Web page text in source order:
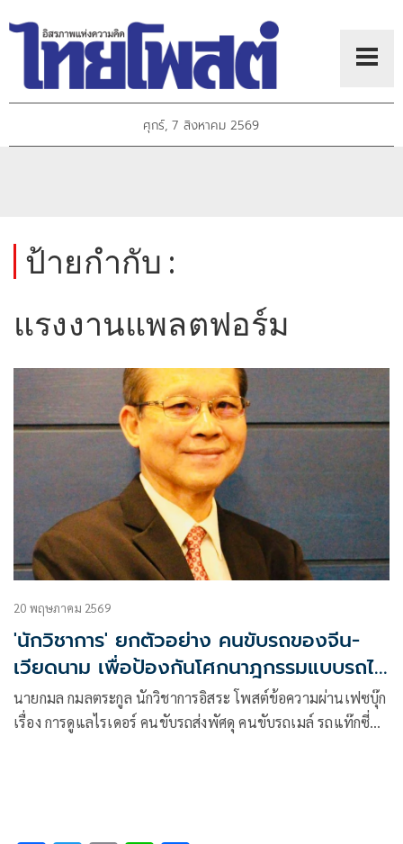
ศุกร์, 7 สิงหาคม 2569
ป้ายกำกับ :
แรงงานแพลตฟอร์ม
20 พฤษภาคม 2569
'นักวิชาการ' ยกตัวอย่าง คนขับรถของจีน-
เวียดนาม เพื่อป้องกันโศกนาฎกรรมแบบรถไฟ
ชนรถเมล์
นายกมล กมลตระกูล นักวิชาการอิสระ โพสต์ข้อความผ่านเฟซบุ๊ก
เรื่อง การดูแลไรเดอร์ คนขับรถส่งพัศดุ คนขับรถเมล์ รถแท๊กซี่